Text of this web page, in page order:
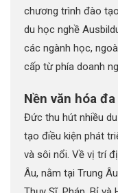
chương trình đào
du học nghề
các ngành học,
cấp từ phía doanh
Nền văn hóa
Đức thu hút nhiều
tạo điều kiện phát
và sôi nổi. Về vị trí
Âu, nằm tại Trung